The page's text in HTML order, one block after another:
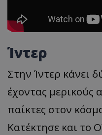
Ίντερ
Στην Ίντερ κάνει
έχοντας μερικούς
παίκτες στον
Κατέκτησε και το